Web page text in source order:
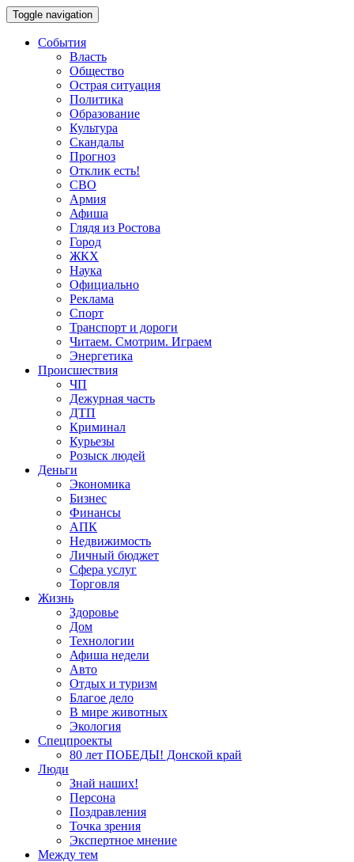
Toggle navigation
События
Власть
Общество
Острая ситуация
Политика
Образование
Культура
Скандалы
Прогноз
Отклик есть!
СВО
Армия
Афиша
Глядя из Ростова
Город
ЖКХ
Наука
Официально
Реклама
Спорт
Транспорт и дороги
Читаем. Смотрим. Играем
Энергетика
Происшествия
ЧП
Дежурная часть
ДТП
Криминал
Курьезы
Розыск людей
Деньги
Экономика
Бизнес
Финансы
АПК
Недвижимость
Личный бюджет
Сфера услуг
Торговля
Жизнь
Здоровье
Дом
Технологии
Афиша недели
Авто
Отдых и туризм
Благое дело
В мире животных
Экология
Спецпроекты
80 лет ПОБЕДЫ! Донской край
Люди
Знай наших!
Персона
Поздравления
Точка зрения
Экспертное мнение
Между тем